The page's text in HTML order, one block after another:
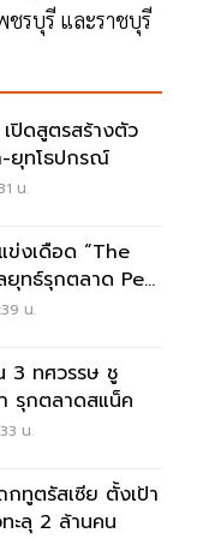
รบุรี และราชบุรี
เปิดสูตรสร้างตัว
ยุทโธปกรณ์
น.
ข่งเดือด “The
ยุทธ์รุกตลาด Pet
น.
3 ทศวรรษ ชู
รุกตลาดสแน็ค
น.
กทูตรัสเซีย ตั้งเป้า
ะลุ 2 ล้านคน